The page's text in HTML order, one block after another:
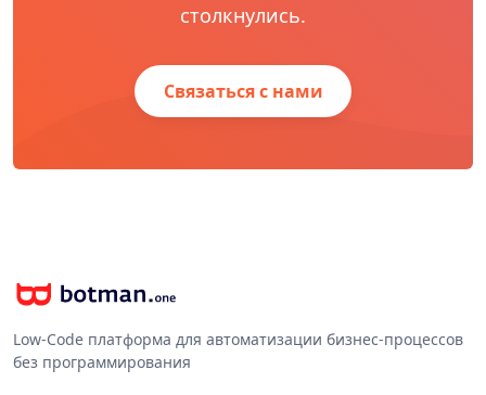
столкнулись.
Связаться с нами
Low-Code платформа для автоматизации бизнес-процессов
без программирования